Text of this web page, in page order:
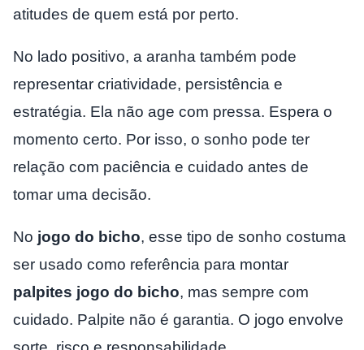
atitudes de quem está por perto.
No lado positivo, a aranha também pode
representar criatividade, persistência e
estratégia. Ela não age com pressa. Espera o
momento certo. Por isso, o sonho pode ter
relação com paciência e cuidado antes de
tomar uma decisão.
No jogo do bicho, esse tipo de sonho costuma
ser usado como referência para montar
palpites jogo do bicho, mas sempre com
cuidado. Palpite não é garantia. O jogo envolve